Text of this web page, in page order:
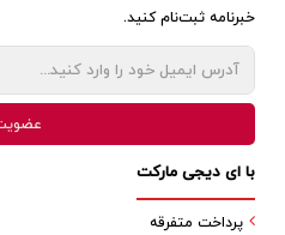
خبرنامه ثبت‌نام کنید.
با ای دیجی مارکت
پرداخت متفرقه